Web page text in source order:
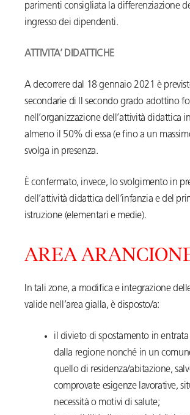
parimenti consigliata la differenziazione
ingresso dei dipendenti.
ATTIVITA’ DIDATTICHE
A decorrere dal 18 gennaio 2021 è
secondarie di II secondo grado adottino
nell’organizzazione dell’attività didattica
almeno il 50% di essa (e fino a un
svolga in presenza.
È confermato, invece, lo svolgimento in
dell’attività didattica dell’infanzia e del
istruzione (elementari e medie).
AREA
In tali zone, a modifica e integrazione
valide nell’area gialla, è disposto/a:
il divieto di spostamento in entrata
dalla regione nonché in un
quello di residenza/abitazione,
comprovate esigenze lavorative,
necessità o motivi di salute;